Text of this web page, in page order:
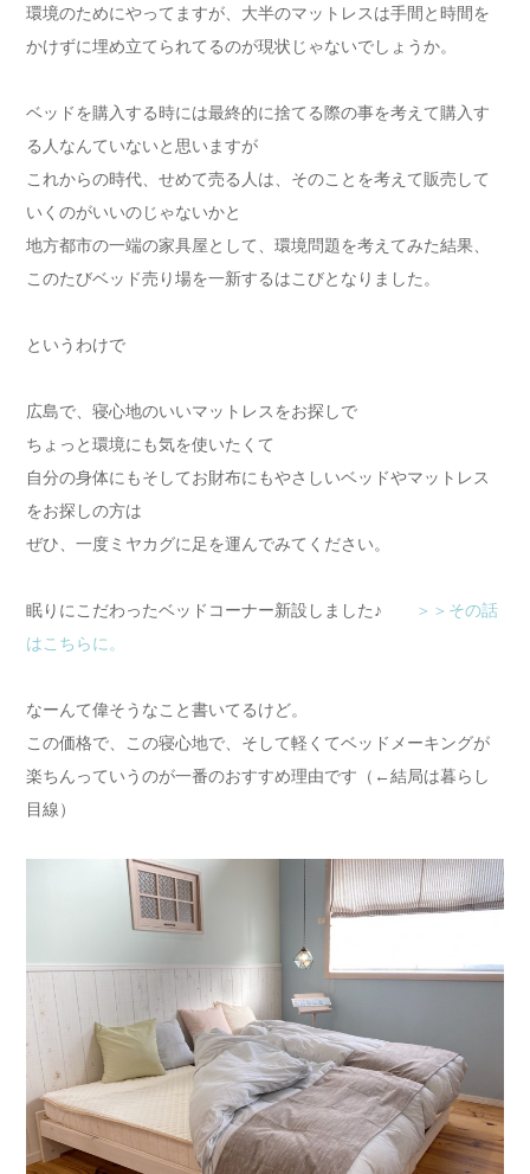
環境のためにやってますが、大半のマットレスは手間と時間を
かけずに埋め立てられてるのが現状じゃないでしょうか。
ベッドを購入する時には最終的に捨てる際の事を考えて購入す
る人なんていないと思いますが
これからの時代、せめて売る人は、そのことを考えて販売して
いくのがいいのじゃないかと
地方都市の一端の家具屋として、環境問題を考えてみた結果、
このたびベッド売り場を一新するはこびとなりました。
というわけで
広島で、寝心地のいいマットレスをお探しで
ちょっと環境にも気を使いたくて
自分の身体にもそしてお財布にもやさしいベッドやマットレス
をお探しの方は
ぜひ、一度ミヤカグに足を運んでみてください。
眠りにこだわったベッドコーナー新設しました♪
＞＞その話
はこちらに。
なーんて偉そうなこと書いてるけど。
この価格で、この寝心地で、そして軽くてベッドメーキングが
楽ちんっていうのが一番のおすすめ理由です（←結局は暮らし
目線）